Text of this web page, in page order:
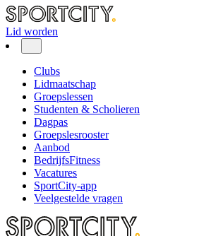
Lid worden
Clubs
Lidmaatschap
Groepslessen
Studenten & Scholieren
Dagpas
Groepslesrooster
Aanbod
BedrijfsFitness
Vacatures
SportCity-app
Veelgestelde vragen